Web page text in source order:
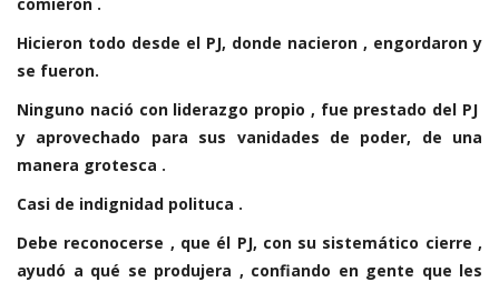
Hicieron todo desde el PJ, donde nacieron , engordaron y
se fueron.
Ninguno nació con liderazgo propio , fue prestado del PJ
y aprovechado para sus vanidades de poder, de una
manera grotesca .
Casi de indignidad polituca .
Debe reconocerse , que él PJ, con su sistemático cierre ,
ayudó a qué se produjera , confiando en gente que les